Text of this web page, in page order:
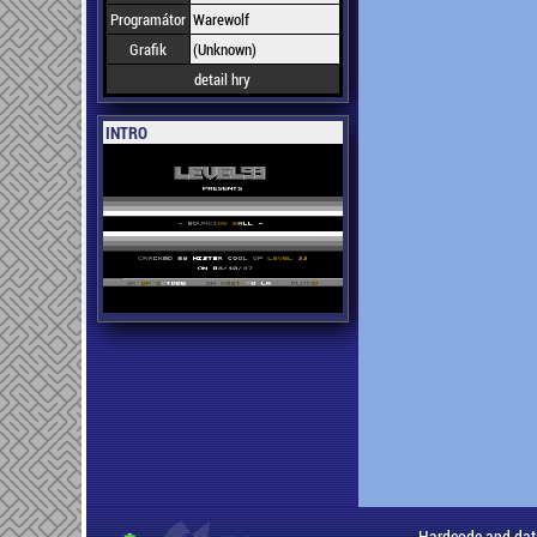
Programátor Warewolf
Grafik
(Unknown)
detail hry
INTRO